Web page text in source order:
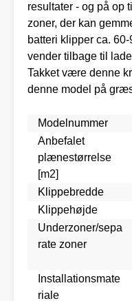
resultater - og på op
zoner, der kan
batteri klipper ca.
vender tilbage til
Takket være denne
denne model på
Modelnummer
Anbefalet
plænestørrelse
[m2]
Klippebredde
Klippehøjde
Underzoner/sepa
rate zoner
Installationsmate
riale